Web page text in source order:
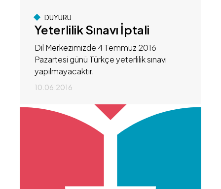
DUYURU
Yeterlilik Sınavı İptali
Dil Merkezimizde 4 Temmuz 2016
Pazartesi günü Türkçe yeterlilik sınavı
yapılmayacaktır.
10.06.2016